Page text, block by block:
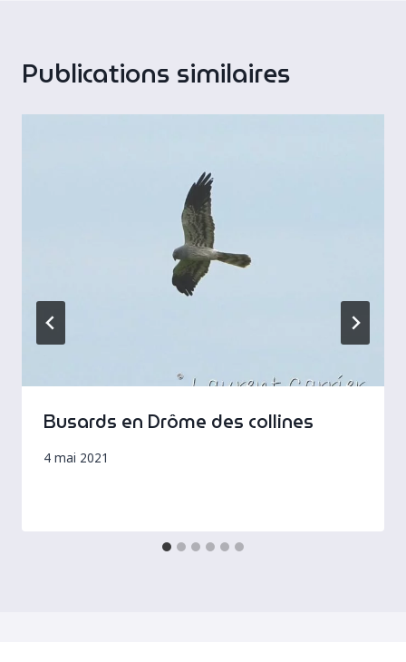
Publications similaires
Busards en Drôme des collines
4 mai 2021